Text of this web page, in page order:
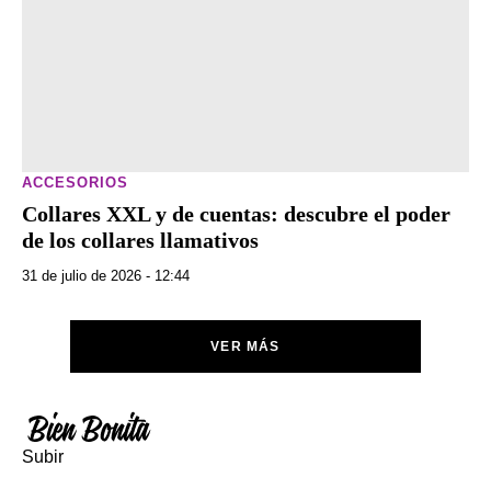
ACCESORIOS
Collares XXL y de cuentas: descubre el poder
de los collares llamativos
31 de julio de 2026 - 12:44
VER MÁS
Subir